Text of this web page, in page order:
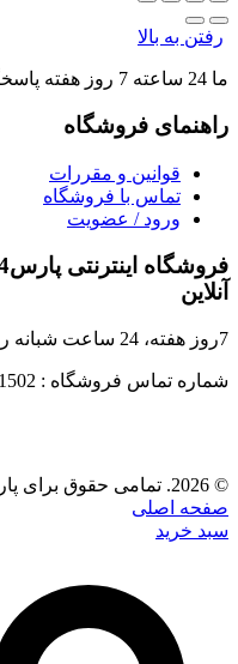
رفتن به بالا
ما 24 ساعته 7 روز هفته پاسخگوی شما هستیم.
راهنمای فروشگاه
قوانین و مقررات
تماس با فروشگاه
ورود / عضویت
آنلاین
7روز هفته، 24 ساعت شبانه روز، امکان خرید ابزارآلات و تجهیزات
شماره تماس فروشگاه : 09029191502 (9 صبح الی 6 بعداظهر)
© 2026. تمامی حقوق برای پارس724 محفوظ است
صفحه اصلی
سبد خرید